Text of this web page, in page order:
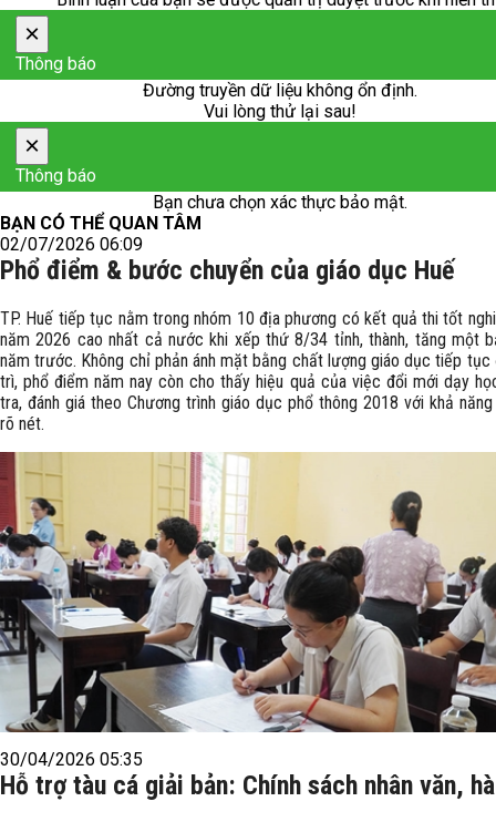
×
Thông báo
Đường truyền dữ liệu không ổn định.
Vui lòng thử lại sau!
×
Thông báo
Bạn chưa chọn xác thực bảo mật.
BẠN CÓ THỂ QUAN TÂM
02/07/2026 06:09
Phổ điểm & bước chuyển của giáo dục Huế
TP. Huế tiếp tục nằm trong nhóm 10 địa phương có kết quả thi tốt
năm 2026 cao nhất cả nước khi xếp thứ 8/34 tỉnh, thành, tăng một
năm trước. Không chỉ phản ánh mặt bằng chất lượng giáo dục tiếp tục
trì, phổ điểm năm nay còn cho thấy hiệu quả của việc đổi mới dạy
tra, đánh giá theo Chương trình giáo dục phổ thông 2018 với khả năng
rõ nét.
30/04/2026 05:35
Hỗ trợ tàu cá giải bản: Chính sách nhân văn,